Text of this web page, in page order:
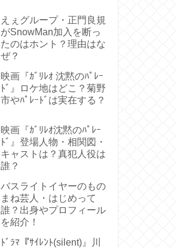
えぇグループ・正門良規
がSnowMan加入を断っ
たのはホント？理由はな
ぜ？
映画『ｶﾞﾘﾚｵ 沈黙のﾊﾟﾚｰ
ﾄﾞ』ロケ地はどこ？菊野
市やﾊﾟﾚｰﾄﾞは実在する？
映画『ｶﾞﾘﾚｵ沈黙のﾊﾟﾚｰ
ﾄﾞ』登場人物・相関図・
キャストは？真犯人役は
誰？
バスライトイヤーのもの
まね芸人・はじめって
誰？出身やプロフィール
を紹介！
ﾄﾞﾗﾏ『ｻｲﾚﾝﾄ(silent)』川